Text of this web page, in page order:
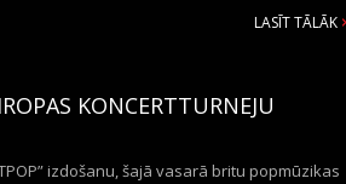
LASĪT TĀLĀK
KONCERTTURNEJU
izdošanu, šajā vasarā britu popmūzikas